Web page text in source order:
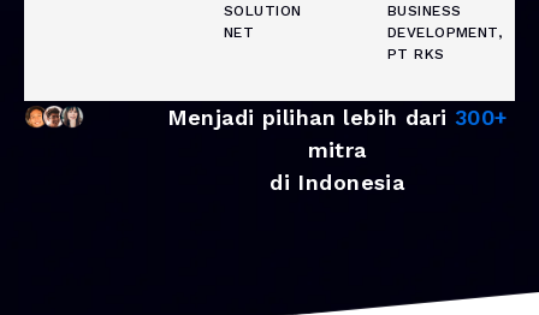
SOLUTION
NET
BUSINESS
DEVELOPMENT,
PT RKS
Menjadi pilihan lebih dari 300+
mitra
di Indonesia